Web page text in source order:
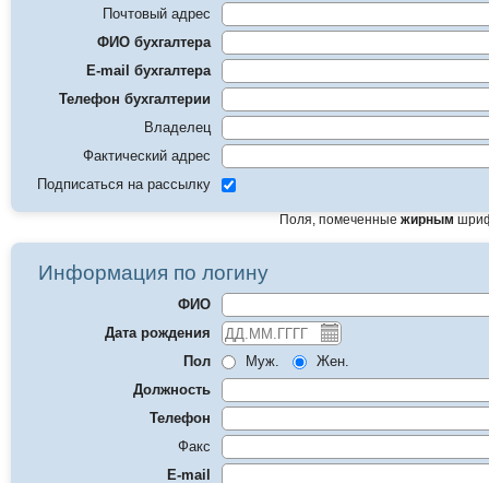
Почтовый адрес
ФИО бухгалтера
E-mail бухгалтера
Телефон бухгалтерии
Владелец
Фактический адрес
Подписаться на рассылку
Поля, помеченные жирным
Информация по логину
ФИО
Дата рождения
Пол
Муж.
Жен.
Должность
Телефон
Факс
E-mail